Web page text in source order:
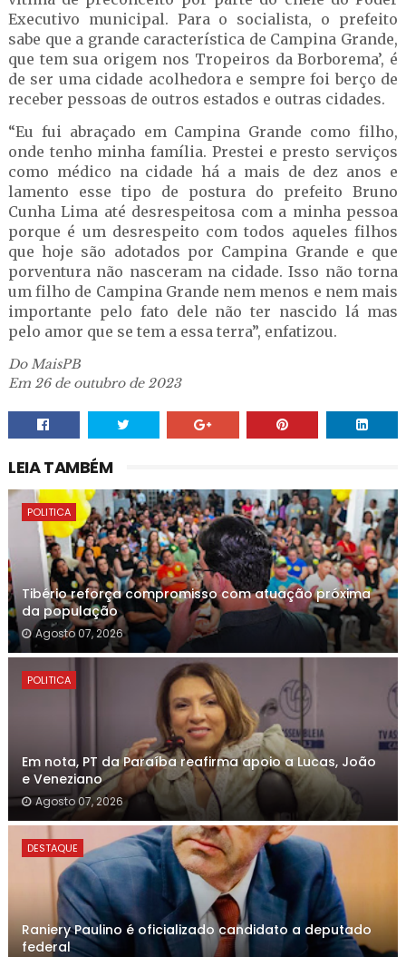
Executivo municipal. Para o socialista, o prefeito
sabe que a grande característica de Campina Grande,
que tem sua origem nos Tropeiros da Borborema’, é
de ser uma cidade acolhedora e sempre foi berço de
receber pessoas de outros estados e outras cidades.
“Eu fui abraçado em Campina Grande como filho,
onde tenho minha família. Prestei e presto serviços
como médico na cidade há a mais de dez anos e
lamento esse tipo de postura do prefeito Bruno
Cunha Lima até desrespeitosa com a minha pessoa
porque é um desrespeito com todos aqueles filhos
que hoje são adotados por Campina Grande e que
porventura não nasceram na cidade. Isso não torna
um filho de Campina Grande nem menos e nem mais
importante pelo fato dele não ter nascido lá mas
pelo amor que se tem a essa terra”, enfatizou.
Do MaisPB
Em 26 de outubro de 2023
LEIA TAMBÉM
POLITICA
Tibério reforça compromisso com atuação próxima
da população
Agosto 07, 2026
POLITICA
Em nota, PT da Paraíba reafirma apoio a Lucas, João
e Veneziano
Agosto 07, 2026
DESTAQUE
Raniery Paulino é oficializado candidato a deputado
federal